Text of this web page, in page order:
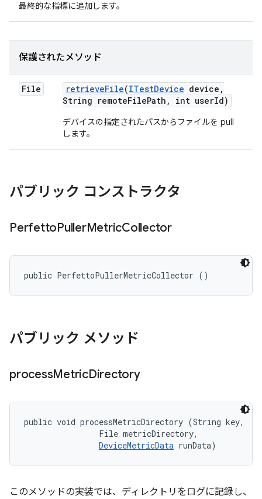
最終的な指標に追加します。
保護されたメソッド
File retrieveFile(ITestDevice device ,
String remoteFilePath , int userId)
デバイスの指定されたパスからファイルを pull
します。
パブリック コンストラクタ
PerfettoPullerMetricCollector
public PerfettoPullerMetricCollector ()
パブリック メソッド
processMetricDirectory
public void processMetricDirectory (String key,
                File metricDirectory,
DeviceMetricData runData)
このメソッドの実装では、ディレクトリをログに記録し、